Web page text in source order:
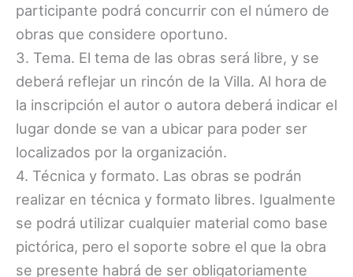
participante podrá concurrir con el número de
obras que considere oportuno.
3. Tema. El tema de las obras será libre, y se
deberá reflejar un rincón de la Villa. Al hora de
la inscripción el autor o autora deberá indicar el
lugar donde se van a ubicar para poder ser
localizados por la organización.
4. Técnica y formato. Las obras se podrán
realizar en técnica y formato libres. Igualmente
se podrá utilizar cualquier material como base
pictórica, pero el soporte sobre el que la obra
se presente habrá de ser obligatoriamente